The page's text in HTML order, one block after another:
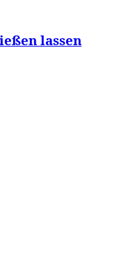
lassen